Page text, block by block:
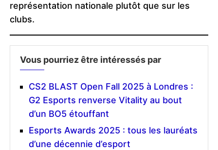
représentation nationale plutôt que sur les
clubs.
Vous pourriez être intéressés par
CS2 BLAST Open Fall 2025 à Londres :
G2 Esports renverse Vitality au bout
d’un BO5 étouffant
Esports Awards 2025 : tous les lauréats
d’une décennie d’esport